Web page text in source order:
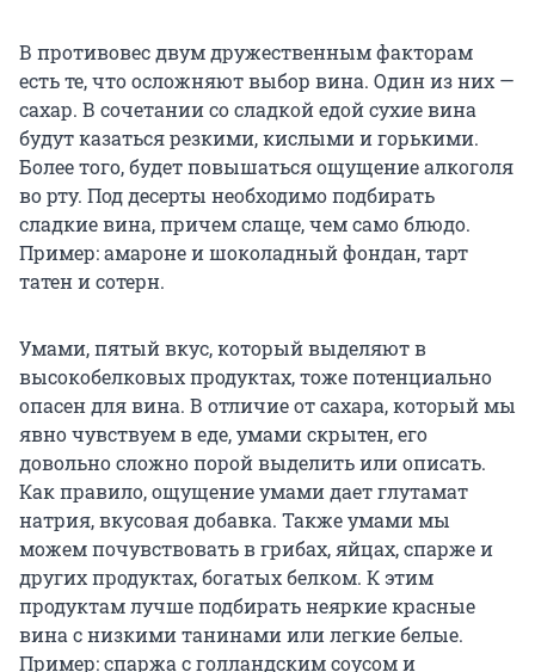
В противовес двум дружественным факторам
есть те, что осложняют выбор вина. Один из них —
сахар. В сочетании со сладкой едой сухие вина
будут казаться резкими, кислыми и горькими.
Более того, будет повышаться ощущение алкоголя
во рту. Под десерты необходимо подбирать
сладкие вина, причем слаще, чем само блюдо.
Пример: амароне и шоколадный фондан, тарт
татен и сотерн.
Умами, пятый вкус, который выделяют в
высокобелковых продуктах, тоже потенциально
опасен для вина. В отличие от сахара, который мы
явно чувствуем в еде, умами скрытен, его
довольно сложно порой выделить или описать.
Как правило, ощущение умами дает глутамат
натрия, вкусовая добавка. Также умами мы
можем почувствовать в грибах, яйцах, спарже и
других продуктах, богатых белком. К этим
продуктам лучше подбирать неяркие красные
вина с низкими танинами или легкие белые.
Пример: спаржа с голландским соусом и